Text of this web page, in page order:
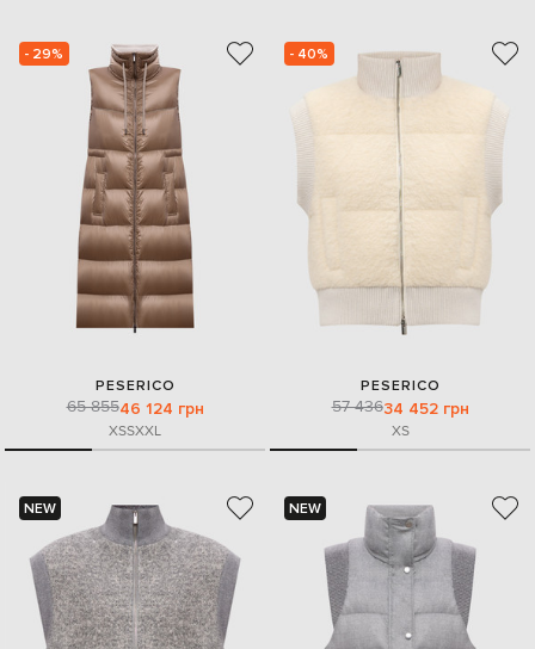
- 29%
PESERICO
65 85546 124 грн
XSSXXL
- 40%
PESERICO
57 43634 452 грн
XS
NEW NEW